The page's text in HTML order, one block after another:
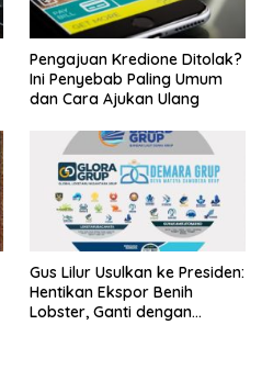
Pengajuan Kredione Ditolak?
Ini Penyebab Paling Umum
dan Cara Ajukan Ulang
Gus Lilur Usulkan ke Presiden:
Hentikan Ekspor Benih
Lobster, Ganti dengan